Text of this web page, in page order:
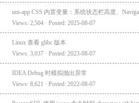
Views: 2,504 · Posted: 2025-08-07
Linux 查看 glibc 版本
Views: 3,037 · Posted: 2023-08-07
IDEA Debug 时模拟抛出异常
Views: 8,621 · Posted: 2022-08-07